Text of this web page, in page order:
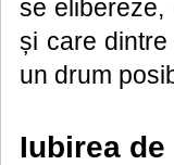
se
și care
un drum
Iubirea